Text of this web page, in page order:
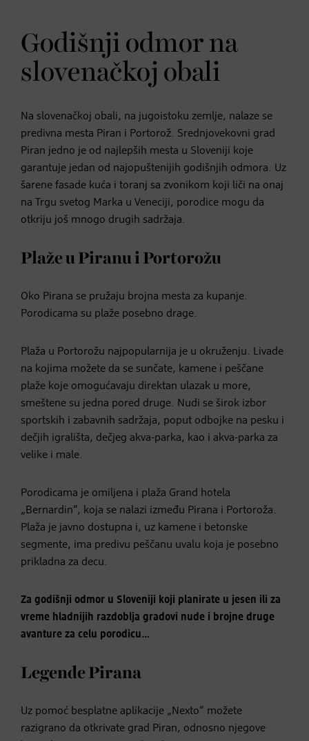
Godišnji odmor na
slovenačkoj obali
Na slovenačkoj obali, na jugoistoku zemlje, nalaze se
predivna mesta Piran i Portorož. Srednjovekovni grad
Piran jedno je od najlepših mesta u Sloveniji koje
garantuje jedan od najopuštenijih godišnjih odmora. Uz
šarene fasade kuća i toranj sa zvonikom koji liči na onaj
na Trgu svetog Marka u Veneciji, porodice mogu da
otkriju još mnogo drugih sadržaja.
Plaže u Piranu i Portorožu
Oko Pirana se pružaju brojna mesta za kupanje.
Porodicama su plaže posebno drage.
Plaža u Portorožu najpopularnija je u okruženju. Livade
na kojima možete da se sunčate, kamene i peščane
plaže koje omogućavaju direktan ulazak u more,
smeštene su jedna pored druge. Nudi se širok izbor
sportskih i zabavnih sadržaja, poput odbojke na pesku i
dečjih igrališta, dečjeg akva-parka, kao i akva-parka za
velike i male.
Porodicama je omiljena i plaža Grand hotela
„Bernardin“, koja se nalazi između Pirana i Portoroža.
Plaža je javno dostupna i, uz kamene i betonske
segmente, ima predivu peščanu uvalu koja je posebno
prikladna za decu.
Za godišnji odmor u Sloveniji koji planirate u jesen ili za
vreme hladnijih razdoblja gradovi nude i brojne druge
avanture za celu porodicu…
Legende Pirana
Uz pomoć besplatne aplikacije „Nexto“ možete
razigrano da otkrivate grad Piran, odnosno njegove